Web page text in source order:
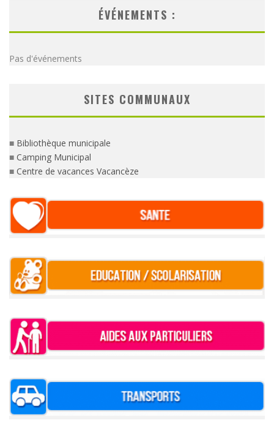
ÉVÉNEMENTS :
Pas d'événements
SITES COMMUNAUX
■ Bibliothèque municipale
■ Camping Municipal
■ Centre de vacances Vacancèze